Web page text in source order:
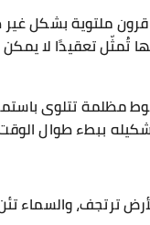
ملتوية بشكل
تُمثّل تعقيدًا لا
مظلمة تتلوى
ببطء طوال
ترتجف، والسماء